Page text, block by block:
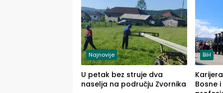
Najnovije
U petak bez struje dva
naselja na području Zvornika
BiH
Bosne